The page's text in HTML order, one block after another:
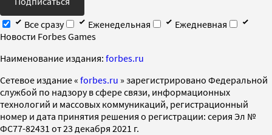
Все сразу
Еженедельная
Ежедневная
Новости Forbes Games
Наименование издания: forbes.ru
Cетевое издание « forbes.ru » зарегистрировано Федеральной
службой по надзору в сфере связи, информационных
технологий и массовых коммуникаций, регистрационный
номер и дата принятия решения о регистрации: серия Эл №
ФС77-82431 от 23 декабря 2021 г.